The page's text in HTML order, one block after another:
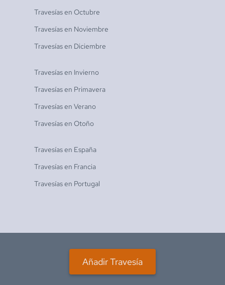
Travesías en Octubre
Travesías en Noviembre
Travesías en Diciembre
Travesías en Invierno
Travesías en Primavera
Travesías en Verano
Travesías en Otoño
Travesías en España
Travesías en Francia
Travesías en Portugal
Añadir Travesía